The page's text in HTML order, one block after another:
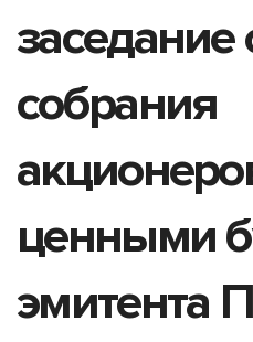
собрания
ценными
эмитента